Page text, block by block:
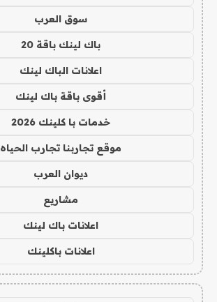
سوق العرب
باك لينك باقة 20
اعلانات الباك لينك
أقوى باقة باك لينك
خدمات با كلينك 2026
موقع تجاربنا تجارب الحياه
ديوان العرب
مشاريع
اعلانات باك لينك
اعلانات باكلينك